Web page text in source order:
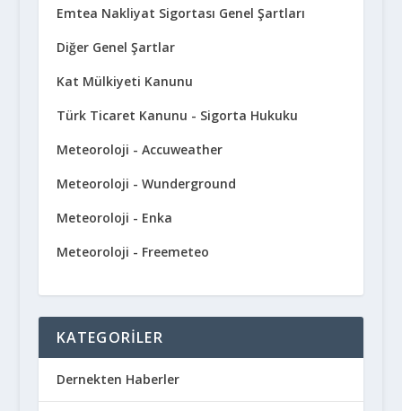
Emtea Nakliyat Sigortası Genel Şartları
Diğer Genel Şartlar
Kat Mülkiyeti Kanunu
Türk Ticaret Kanunu - Sigorta Hukuku
Meteoroloji - Accuweather
Meteoroloji - Wunderground
Meteoroloji - Enka
Meteoroloji - Freemeteo
KATEGORILER
Dernekten Haberler